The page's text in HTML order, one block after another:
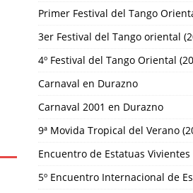
Primer Festival del Tango
3er Festival del Tango oriental
4º Festival del Tango Oriental
Carnaval en Durazno
Carnaval 2001 en Durazno
9ª Movida Tropical del Verano
Encuentro de Estatuas Vivientes
5º Encuentro Internacional de